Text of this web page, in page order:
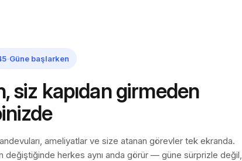
·Güne başlarken
siz kapıdan girmeden
ameliyatlar ve size atanan görevler tek ekranda.
değiştiğinde herkes aynı anda görür — güne sürprizle değil,